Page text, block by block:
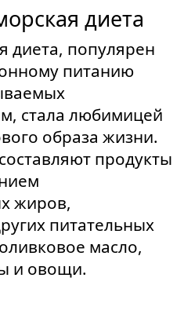
диета
диета, популярен
питанию
стала любимицей
образа жизни.
продукты
жиров,
питательных
масло,
и овощи.